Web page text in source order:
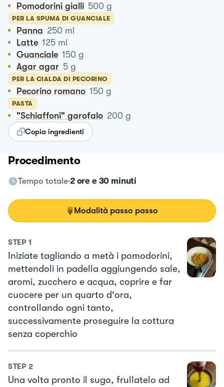
Pomodorini gialli 500 g
PER LA SPUMA DI GUANCIALE
Panna 250 ml
Latte 125 ml
Guanciale 150 g
Agar agar 5 g
PER LA CIALDA DI PECORINO
Pecorino romano 150 g
PASTA
"schiaffoni" garofalo 200 g
Copia ingredienti
Procedimento
Tempo totale 2 ore e 30 minuti
Modalità passo passo
STEP 1
Iniziate tagliando a metà i pomodorini,
mettendoli in padella aggiungendo sale,
aromi, zucchero e acqua, coprire e far
cuocere per un quarto d'ora,
controllando ogni tanto,
successivamente proseguire la cottura
senza coperchio
STEP 2
Una volta pronto il sugo, frullatelo ad